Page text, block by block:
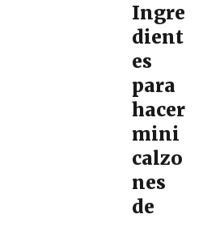
Ingre
dient
es
para
hacer
mini
calzo
nes
de